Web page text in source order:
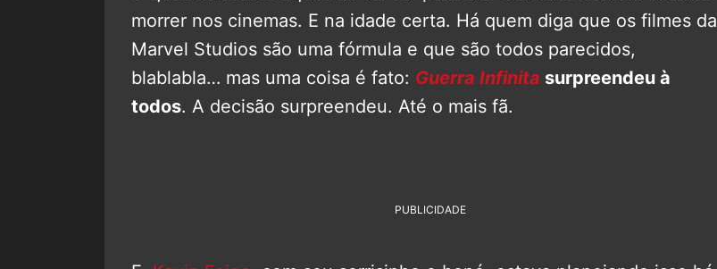
morrer nos cinemas. E na idade certa. Há quem diga que os filmes da
Marvel Studios são uma fórmula e que são todos parecidos,
blablabla… mas uma coisa é fato: Guerra Infinita surpreendeu à
todos. A decisão surpreendeu. Até o mais fã.
PUBLICIDADE